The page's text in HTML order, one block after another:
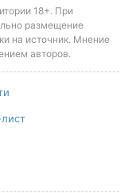
18+. При
размещение
на источник. Мнение
авторов.